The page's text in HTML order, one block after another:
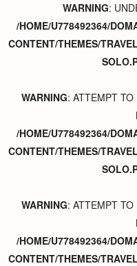
WARNING:
/HOME/U778492364/
CONTENT/THEMES/
WARNING: ATTEMPT
/HOME/U778492364/
CONTENT/THEMES/
WARNING: ATTEMPT
/HOME/U778492364/
CONTENT/THEMES/